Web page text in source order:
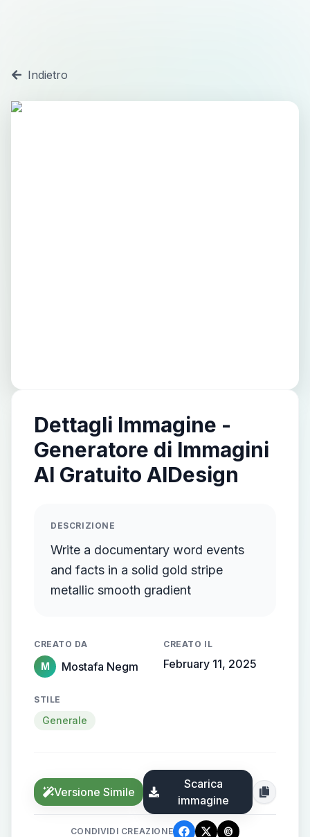
Indietro
Dettagli Immagine -
Generatore di Immagini
AI Gratuito AIDesign
DESCRIZIONE
Write a documentary word events
and facts in a solid gold stripe
metallic smooth gradient
CREATO DA
M Mostafa Negm
CREATO IL
February 11, 2025
STILE
Generale
Versione Simile
Scarica
immagine
CONDIVIDI CREAZIONE